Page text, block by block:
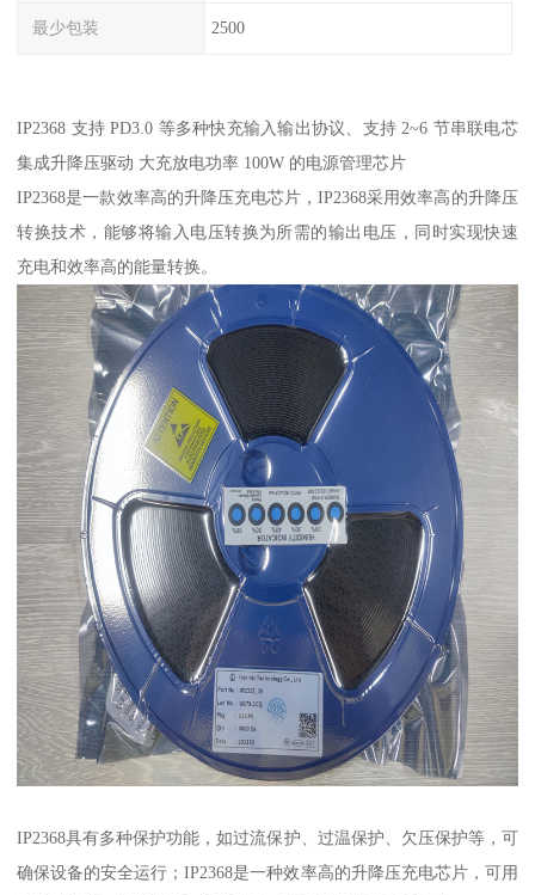
最少包装 2500
IP2368 支持 PD3.0 等多种快充输入输出协议、支持 2~6 节串联电芯
集成升降压驱动 大充放电功率 100W 的电源管理芯片
IP2368是一款效率高的升降压充电芯片，IP2368采用效率高的升降压
转换技术，能够将输入电压转换为所需的输出电压，同时实现快速
充电和效率高的能量转换。
IP2368具有多种保护功能，如过流保护、过温保护、欠压保护等，可
确保设备的安全运行；IP2368是一种效率高的升降压充电芯片，可用